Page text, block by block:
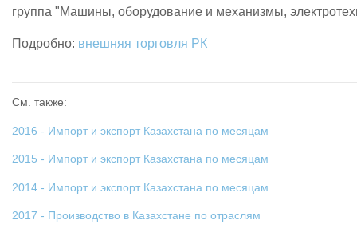
группа "Машины, оборудование и механизмы,
внешняя торговля РК
См. также:
2016 - Импорт и экспорт Казахстана по месяцам
2015 - Импорт и экспорт Казахстана по месяцам
2014 - Импорт и экспорт Казахстана по месяцам
2017 - Производство в Казахстане по отраслям